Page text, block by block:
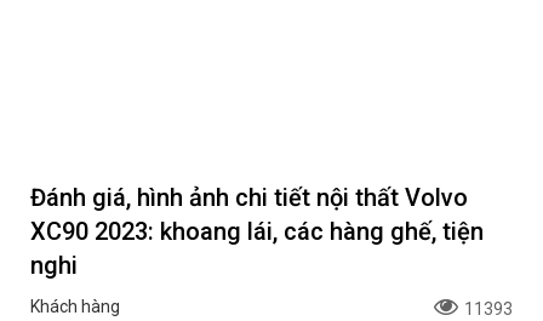
Đánh giá, hình ảnh chi tiết nội thất Volvo
XC90 2023: khoang lái, các hàng ghế, tiện
nghi
Khách hàng 11393